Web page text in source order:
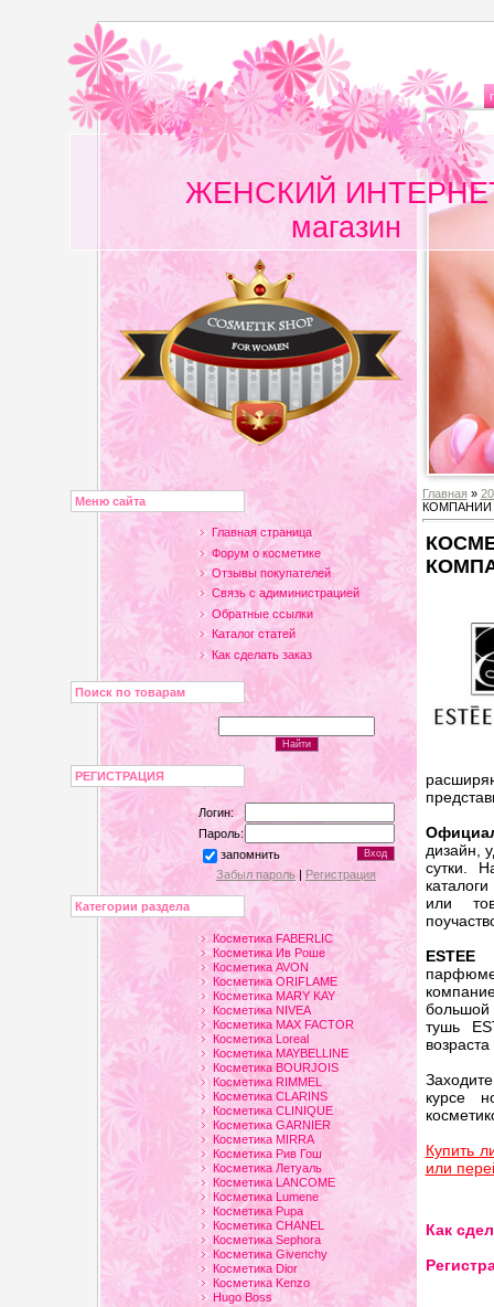
ЖЕНСКИЙ
магазин
Меню сайта
Главная страница
Форум о косметике
Отзывы покупателей
Связь с адиминистрацией
Обратные ссылки
Каталог статей
Как сделать заказ
Поиск по товарам
РЕГИСТРАЦИЯ
Логин:
Пароль:
запомнить
Забыл пароль | Регистрация
Категории раздела
Косметика FABERLIC
Косметика Ив Роше
Косметика AVON
Косметика ORIFLAME
Косметика MARY KAY
Косметика NIVEA
Косметика MAX FACTOR
Косметика Loreal
Косметика MAYBELLINE
Косметика BOURJOIS
Косметика RIMMEL
Косметика CLARINS
Косметика CLINIQUE
Косметика GARNIER
Косметика MIRRA
Косметика Рив Гош
Косметика Летуаль
Косметика LANCOME
Косметика Lumene
Косметика Pupa
Косметика CHANEL
Косметика Sephora
Косметика Givenchy
Косметика Dior
Косметика Kenzo
Hugo Boss
Главная»
КОМПАНИИ
дизайн,
сутки.
или
ESTEE
тушь
курсе
Купить
или
Как